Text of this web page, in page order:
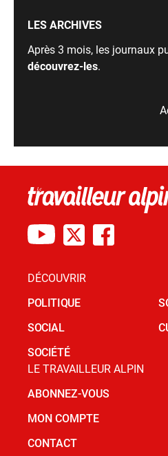
LES ARCHIVES
Après 3 mois, les journaux
découvrez-les.
DÉCOUVRIR
POLITIQUE
SOCIAL
SOCIÉTÉ
LE TRAVAILLEUR ALPIN
ABONNEZ-VOUS
MON COMPTE
CONTACT